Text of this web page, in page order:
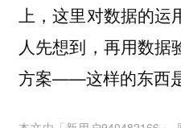
上，这里对数据的运
人先想到，再用数据
方案——这样的东西